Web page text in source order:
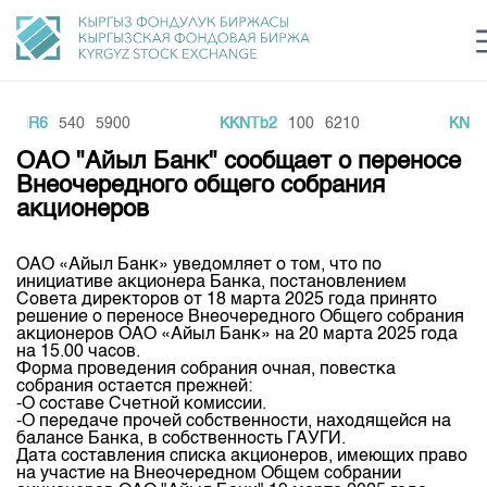
Финансовый рынок KG login Рус Кыр Eng
О нас
Общая информация
Акционеры
Руководство
Внутренний аудитор
Комитеты
Участники торгов
Направления
Товарно-сырьевой сектор
Листинг
Центр раскрытия информации
Тарифы
Аналитика
Нормативная база
Биржевая деятельность
Депозитарная деятельность
Центр раскрытия информации
Статистика торгов
Итоги последних торгов
Архив торгов
Учебный центр
Общая информация
540 5900 KKNTb2 100 6210
ОАО "Айыл Банк" сообщает о переносе
Внеочередного общего собрания
акционеров
ОАО «Айыл Банк» уведомляет о том, что по
инициативе акционера Банка, постановлением
Совета директоров от 18 марта 2025 года принято
решение о переносе Внеочередного Общего собрания
акционеров ОАО «Айыл Банк» на 20 марта 2025 года
на 15.00 часов.
Форма проведения собрания очная, повестка
собрания остается прежней:
-О составе Счетной комиссии.
-О передаче прочей собственности, находящейся на
балансе Банка, в собственность ГАУГИ.
Дата составления списка акционеров, имеющих право
на участие на Внеочередном Общем собрании